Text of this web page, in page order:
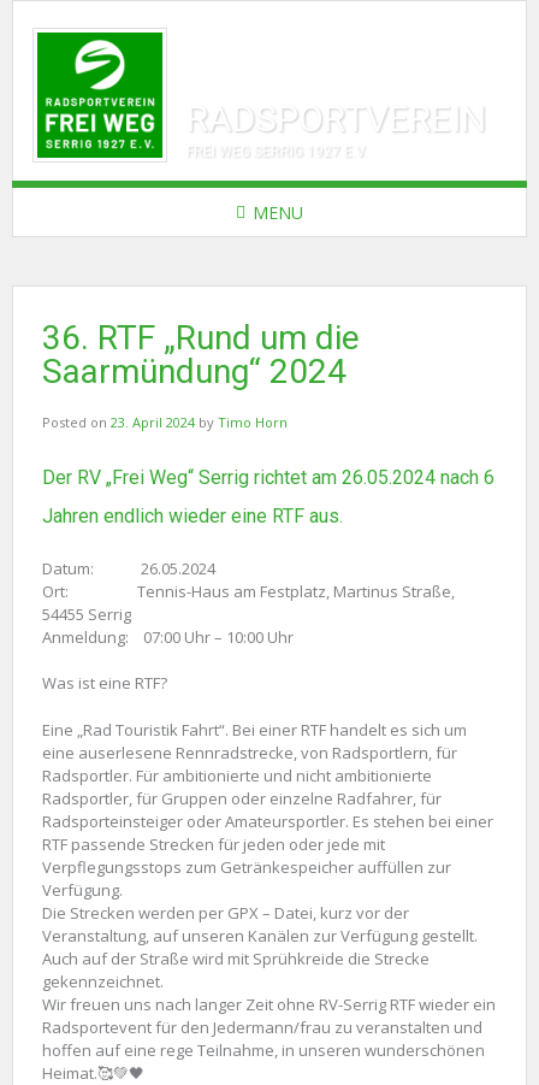
RADSPORTVEREIN
FREI WEG SERRIG 1927 E.V.
MENU
36. RTF „Rund um die
Saarmündung“ 2024
Posted on 23. April 2024 by Timo Horn
Der RV „Frei Weg“ Serrig richtet am 26.05.2024 nach 6
Jahren endlich wieder eine RTF aus.
Datum: 26.05.2024
Ort: Tennis-Haus am Festplatz, Martinus Straße,
54455 Serrig
Anmeldung: 07:00 Uhr – 10:00 Uhr
Was ist eine RTF?
Eine „Rad Touristik Fahrt“. Bei einer RTF handelt es sich um
eine auserlesene Rennradstrecke, von Radsportlern, für
Radsportler. Für ambitionierte und nicht ambitionierte
Radsportler, für Gruppen oder einzelne Radfahrer, für
Radsporteinsteiger oder Amateursportler. Es stehen bei einer
RTF passende Strecken für jeden oder jede mit
Verpflegungsstops zum Getränkespeicher auffüllen zur
Verfügung.
Die Strecken werden per GPX – Datei, kurz vor der
Veranstaltung, auf unseren Kanälen zur Verfügung gestellt.
Auch auf der Straße wird mit Sprühkreide die Strecke
gekennzeichnet.
Wir freuen uns nach langer Zeit ohne RV-Serrig RTF wieder ein
Radsportevent für den Jedermann/frau zu veranstalten und
hoffen auf eine rege Teilnahme, in unseren wunderschönen
Heimat.🥰💚🖤